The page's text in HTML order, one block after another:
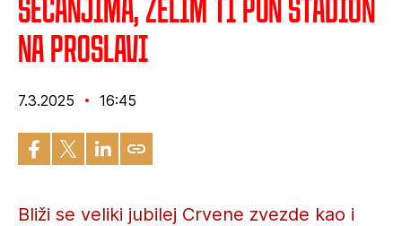
na proslavi
7.3.2025 16:45
Bliži se veliki jubilej Crvene zvezde kao i